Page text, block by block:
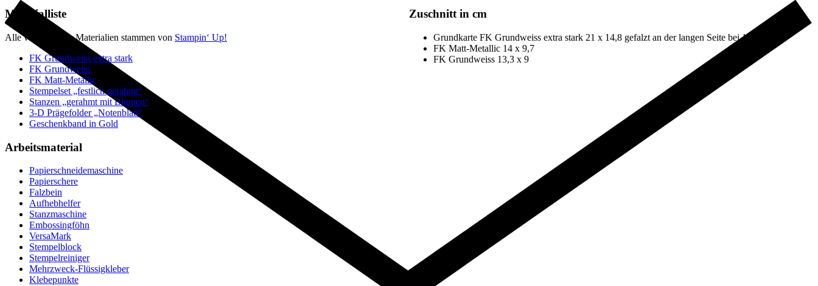
Materialliste
Alle verwendeten Materialien stammen von Stampin‘ Up!
FK Grundweiss extra stark
FK Grundweiss
FK Matt-Metallic
Stempelset „festlich gerahmt“
Stanzen „gerahmt mit Blumen“
3-D Prägefolder „Notenblatt“
Geschenkband in Gold
Arbeitsmaterial
Papierschneidemaschine
Papierschere
Falzbein
Aufhebhelfer
Stanzmaschine
Embossingföhn
VersaMark
Stempelblock
Stempelreiniger
Mehrzweck-Flüssigkleber
Klebepunkte
Zuschnitt in cm
Grundkarte FK Grundweiss extra stark 21 x 14,8 gefalzt an der langen Seite bei 10,5
FK Matt-Metallic 14 x 9,7
FK Grundweiss 13,3 x 9